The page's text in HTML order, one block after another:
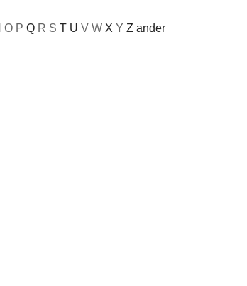
O P Q R S T U V WX Y Z ander